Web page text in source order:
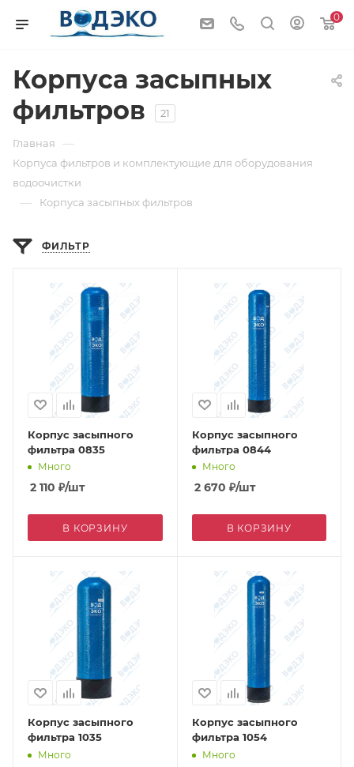
0
Корпуса засыпных
фильтров
21
Главная —
Корпуса фильтров и комплектующие для оборудования
водоочистки
— Корпуса засыпных фильтров
ФИЛЬТР
Корпус засыпного
фильтра 0835
Много
2 110 ₽/шт
В КОРЗИНУ
Корпус засыпного
фильтра 0844
Много
2 670 ₽/шт
В КОРЗИНУ
Корпус засыпного
фильтра 1035
Много
Корпус засыпного
фильтра 1054
Много